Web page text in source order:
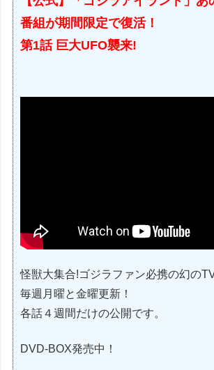
番組が期間限定で復活！
第1話 巨大UFO襲来!
怪獣大集合!ゴジラファン必携の幻の
毎週月曜と金曜更新！
各話４週間だけの公開です。
DVD-BOX発売中！